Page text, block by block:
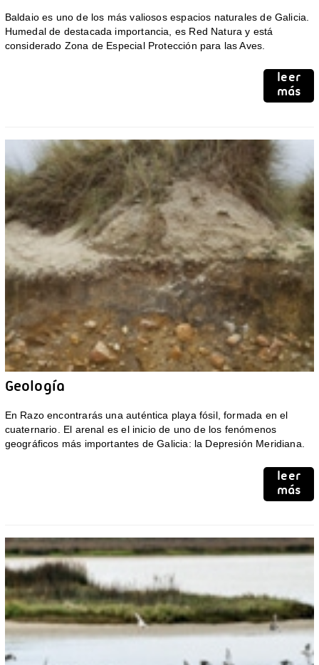
Baldaio es uno de los más valiosos espacios naturales de Galicia.
Humedal de destacada importancia, es Red Natura y está
considerado Zona de Especial Protección para las Aves.
leer
más
Geología
En Razo encontrarás una auténtica playa fósil, formada en el
cuaternario. El arenal es el inicio de uno de los fenómenos
geográficos más importantes de Galicia: la Depresión Meridiana.
leer
más